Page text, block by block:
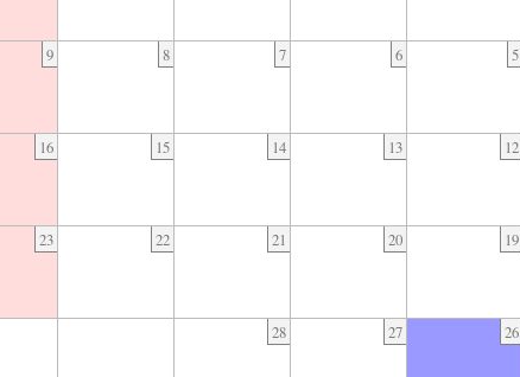
5
6
7
8
9
12
13
14
15
16
19
20
21
22
23
26
27
28